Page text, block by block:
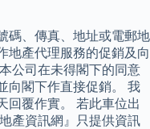
碼、傳真、地址或電郵地
地產代理服務的促銷及向
公司在未得閣下的同意
向閣下作直接促銷。 我
回覆作實。 若此車位出
產資訊網』只提供資訊